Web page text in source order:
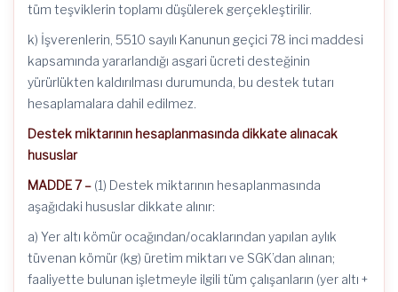
tüm teşviklerin toplamı düşülerek gerçekleştirilir.
k) İşverenlerin, 5510 sayılı Kanunun geçici 78 inci maddesi
kapsamında yararlandığı asgari ücreti desteğinin
yürürlükten kaldırılması durumunda, bu destek tutarı
hesaplamalara dahil edilmez.
Destek miktarının hesaplanmasında dikkate alınacak
hususlar
MADDE 7 – (1) Destek miktarının hesaplanmasında
aşağıdaki hususlar dikkate alınır:
a) Yer altı kömür ocağından/ocaklarından yapılan aylık
tüvenan kömür (kg) üretim miktarı ve SGK’dan alınan;
faaliyette bulunan işletmeyle ilgili tüm çalışanların (yer altı +